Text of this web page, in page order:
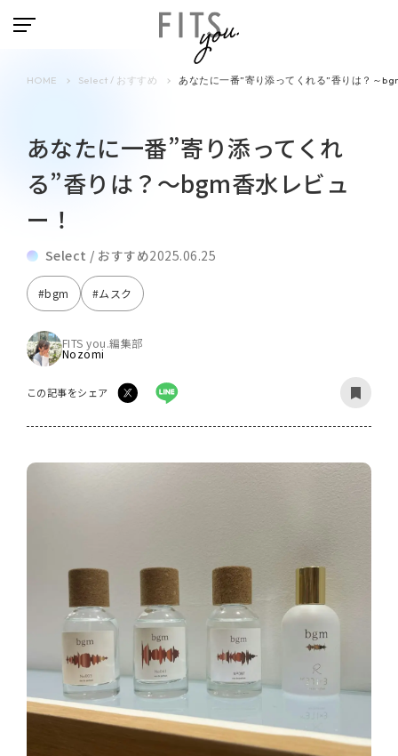
HOME Select / おすすめ あなたに一番”寄り添ってくれる”香りは？～
あなたに一番”寄り添ってくれ
る”香りは？～bgm香水レビュ
ー！
Select / おすすめ2025.06.25
#bgm #ムスク
FITS you.編集部
Nozomi
この記事をシェア